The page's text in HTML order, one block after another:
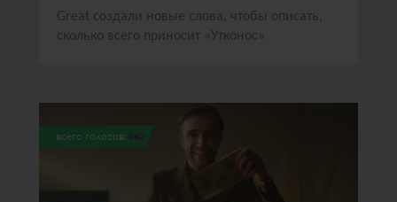
Great создали новые слова, чтобы описать,
сколько всего приносит «Утконос»
всего голосов: 140